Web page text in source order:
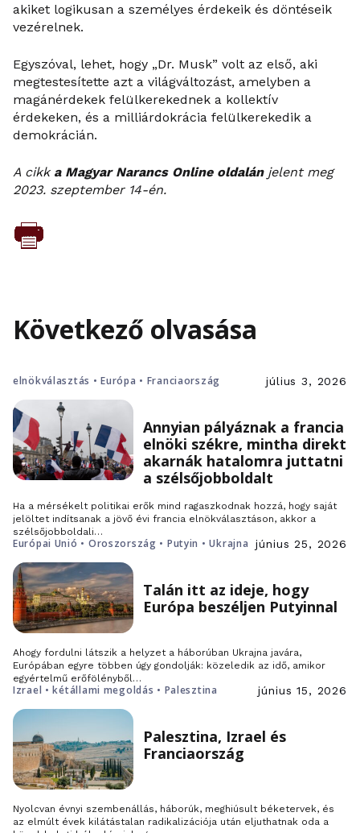
akiket logikusan a személyes érdekeik és döntéseik
vezérelnek.
Egyszóval, lehet, hogy „Dr. Musk” volt az első, aki
megtestesítette azt a világváltozást, amelyben a
magánérdekek felülkerekednek a kollektív
érdekeken, és a milliárdokrácia felülkerekedik a
demokrácián.
A cikk a Magyar Narancs Online oldalánjelent meg
2023. szeptember 14-én.
Következő olvasása
elnökválasztás • Európa • Franciaország július 3, 2026
Annyian pályáznak a francia
elnöki székre, mintha direkt
akarnák hatalomra juttatni
a szélsőjobboldalt
Ha a mérsékelt politikai erők mind ragaszkodnak hozzá, hogy saját
jelöltet indítsanak a jövő évi francia elnökválasztáson, akkor a
szélsőjobboldali…
Európai Unió • Oroszország • Putyin • Ukrajna június 25, 2026
Talán itt az ideje, hogy
Európa beszéljen Putyinnal
Ahogy fordulni látszik a helyzet a háborúban Ukrajna javára,
Európában egyre többen úgy gondolják: közeledik az idő, amikor
egyértelmű erőfölényből…
Izrael • kétállami megoldás • Palesztina június 15, 2026
Palesztina, Izrael és
Franciaország
Nyolcvan évnyi szembenállás, háborúk, meghiúsult béketervek, és
az elmúlt évek kilátástalan radikalizációja után eljuthatnak oda a